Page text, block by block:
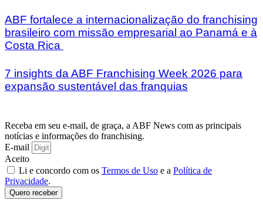
ABF fortalece a internacionalização do franchising
brasileiro com missão empresarial ao Panamá e à
Costa Rica
7 insights da ABF Franchising Week 2026 para
expansão sustentável das franquias
Receba em seu e-mail, de graça, a ABF News com as principais
notícias e informações do franchising.
E-mail
Aceito
Li e concordo com os Termos de Uso e a Política de
Privacidade.
Quero receber